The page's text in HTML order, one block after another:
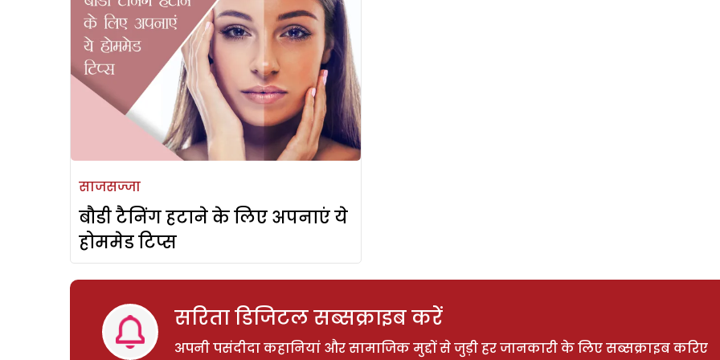
साजसज्जा
बौडी टैनिंग हटाने के लिए अपनाएं ये
होममेड टिप्स
सरिता डिजिटल सब्सक्राइब करें
अपनी पसंदीदा कहानियां और सामाजिक मुद्दों से जुड़ी हर जानकारी के लिए सब्सक्राइब करिए